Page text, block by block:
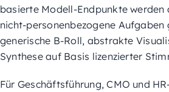
basierte Modell-Endpunkte werden
nicht-personenbezogene Aufgaben
generische B-Roll, abstrakte
Synthese auf Basis lizenzierter
Für Geschäftsführung, CMO und